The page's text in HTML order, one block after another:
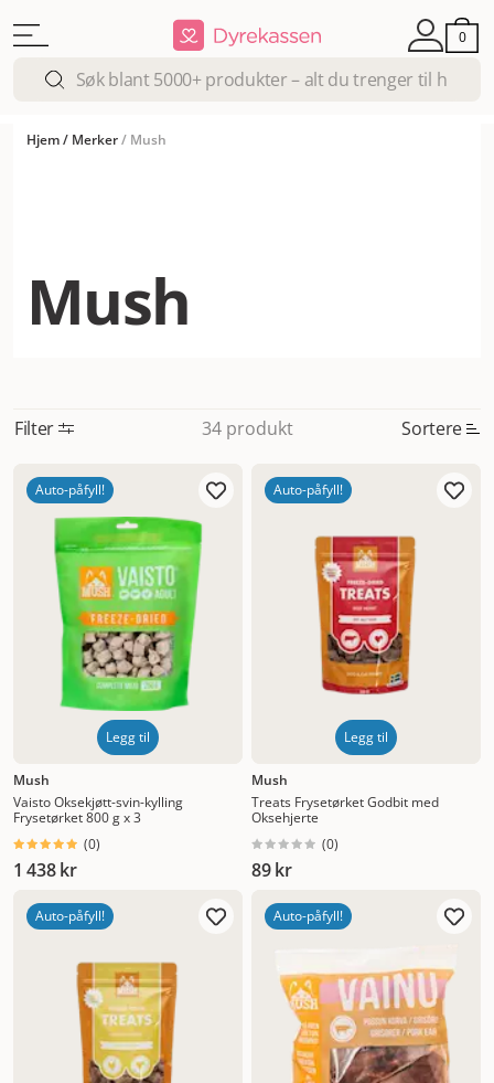
0
Hjem/ Merker/ Mush
Mush
Filter 34 produkt Sortere
Mest relevant
Nytt
Høyest pris
Lavest pris
Tilbud
Auto-påfyll!
Legg til
Mush
Vaisto Oksekjøtt-svin-kylling
Frysetørket 800 g x 3
(0)
1 438 kr
Auto-påfyll!
Legg til
Mush
Treats Frysetørket Godbit med
Oksehjerte
(0)
89 kr
Auto-påfyll! Auto-påfyll!